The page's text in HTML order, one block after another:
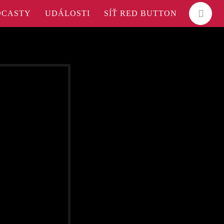
UDÁLOSTI SÍŤ RED BUTTON